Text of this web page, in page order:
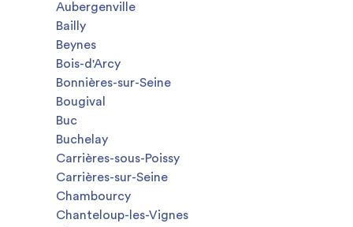
Aubergenville
Bailly
Beynes
Bois-d'Arcy
Bonnières-sur-Seine
Bougival
Buc
Buchelay
Carrières-sous-Poissy
Carrières-sur-Seine
Chambourcy
Chanteloup-les-Vignes